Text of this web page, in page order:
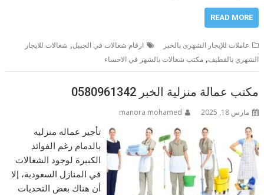
READ MORE
عاملات للإيجار الشهرى بالخبر ارقام شغالات في الجبيل, شغالات للايجار
الشهري بالقطيف,مكتب شغالات بالشهر في الاحساء
مكتب عمالة منزلية الخبر 0580961342
مارس 18, 2025 manora mohamed
تأجير عماله منزليه
بالدمام رغم الفوائد
الكبيرة لوجود الشغالات
في المنازل السعودية، إلا
أن هناك بعض التحديات